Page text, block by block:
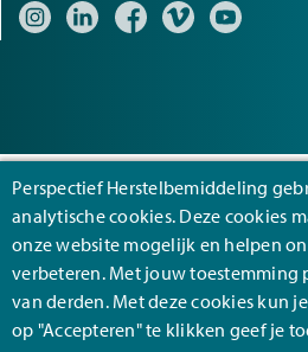
Bezoek onze Instagram pagina
Bezoek onze LinkedIn pagina
Bezoek onze Facebook
Bezoek onze
Bezoek
Footer
Algemene
Cookies
Privacy
Perspectief Herstelbemiddeling
analytische cookies. Deze cookies
onze website mogelijk en helpen
verbeteren. Met jouw toestemming
van derden. Met deze cookies kun
op "Accepteren" te klikken geef je